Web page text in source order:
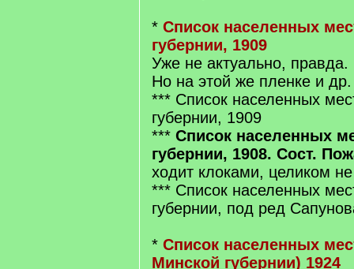
* Список населенных
губернии, 1909
Уже не актуально, правда.
Но на этой же пленке и др.
*** Список населенных
губернии, 1909
*** Список населенных
губернии, 1908. Сост.
ходит клоками, целиком
*** Список населенных
губернии, под ред
* Список населенных
Минской губернии) 1924